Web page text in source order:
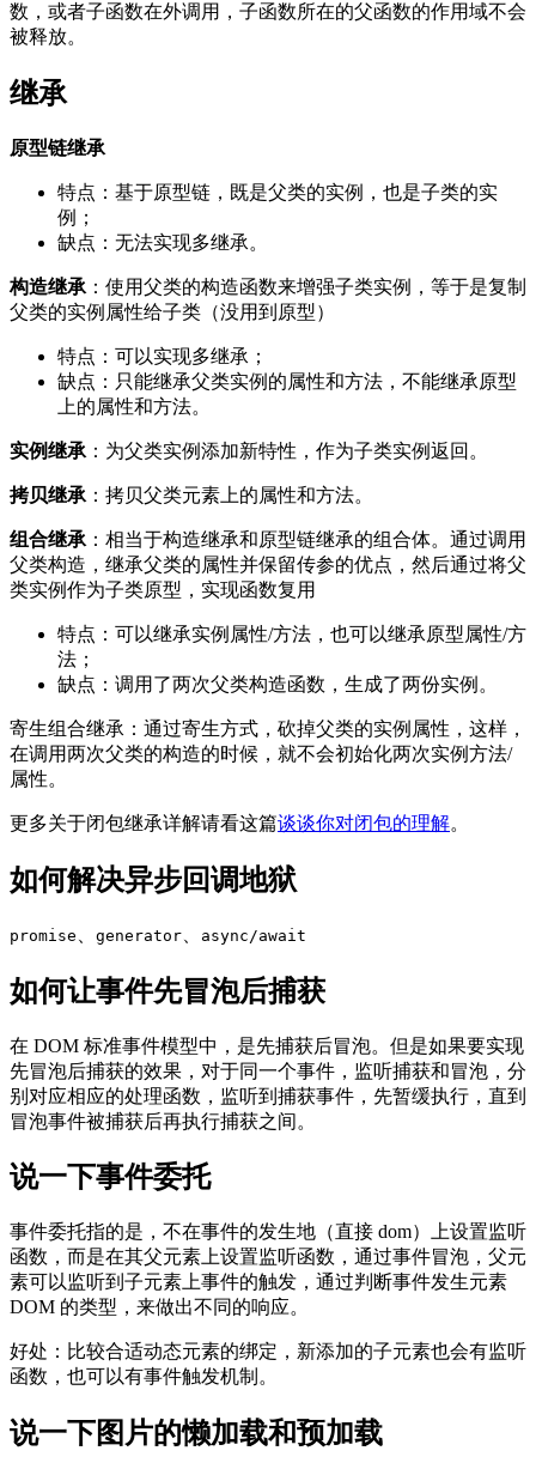
数，或者子函数在外调用，子函数所在的父函数的作用域不会
被释放。
继承
原型链继承
特点：基于原型链，既是父类的实例，也是子类的实
例；
缺点：无法实现多继承。
构造继承 ：使用父类的构造函数来增强子类实例，等于是复制
父类的实例属性给子类（没用到原型）
特点：可以实现多继承；
缺点：只能继承父类实例的属性和方法，不能继承原型
上的属性和方法。
实例继承 ：为父类实例添加新特性，作为子类实例返回。
拷贝继承 ：拷贝父类元素上的属性和方法。
组合继承 ：相当于构造继承和原型链继承的组合体。通过调用
父类构造，继承父类的属性并保留传参的优点，然后通过将父
类实例作为子类原型，实现函数复用
特点：可以继承实例属性/方法，也可以继承原型属性/方
法；
缺点：调用了两次父类构造函数，生成了两份实例。
寄生组合继承：通过寄生方式，砍掉父类的实例属性，这样，
在调用两次父类的构造的时候，就不会初始化两次实例方法/
属性。
更多关于闭包继承详解请看这篇谈谈你对闭包的理解。
如何解决异步回调地狱
promise generator async/await
如何让事件先冒泡后捕获
在 DOM 标准事件模型中，是先捕获后冒泡。但是如果要实现
先冒泡后捕获的效果，对于同一个事件，监听捕获和冒泡，分
别对应相应的处理函数，监听到捕获事件，先暂缓执行，直到
冒泡事件被捕获后再执行捕获之间。
说一下事件委托
事件委托指的是，不在事件的发生地（直接 dom）上设置监听
函数，而是在其父元素上设置监听函数，通过事件冒泡，父元
素可以监听到子元素上事件的触发，通过判断事件发生元素
DOM 的类型，来做出不同的响应。
好处：比较合适动态元素的绑定，新添加的子元素也会有监听
函数，也可以有事件触发机制。
说一下图片的懒加载和预加载